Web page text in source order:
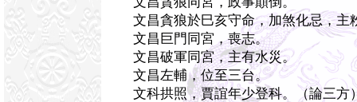
文昌貪狼於巳亥守命，加煞化忌，主
文昌巨門同宮，喪志。
文昌破軍同宮，主有水災。
文昌左輔，位至三台。
文科拱照，賈誼年少登科。（論三方